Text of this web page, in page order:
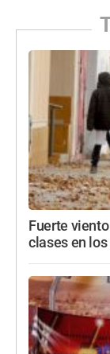
Fuerte
clases en